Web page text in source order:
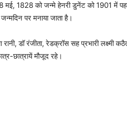
8 मई, 1828 को जन्मे हेनरी डुनेंट को 1901 में
पर मनाया जाता है।
डॉ रंजीता, रेडक्रॉस सह प्रभारी लक्ष्मी
छात्रायें मौजूद रहे।